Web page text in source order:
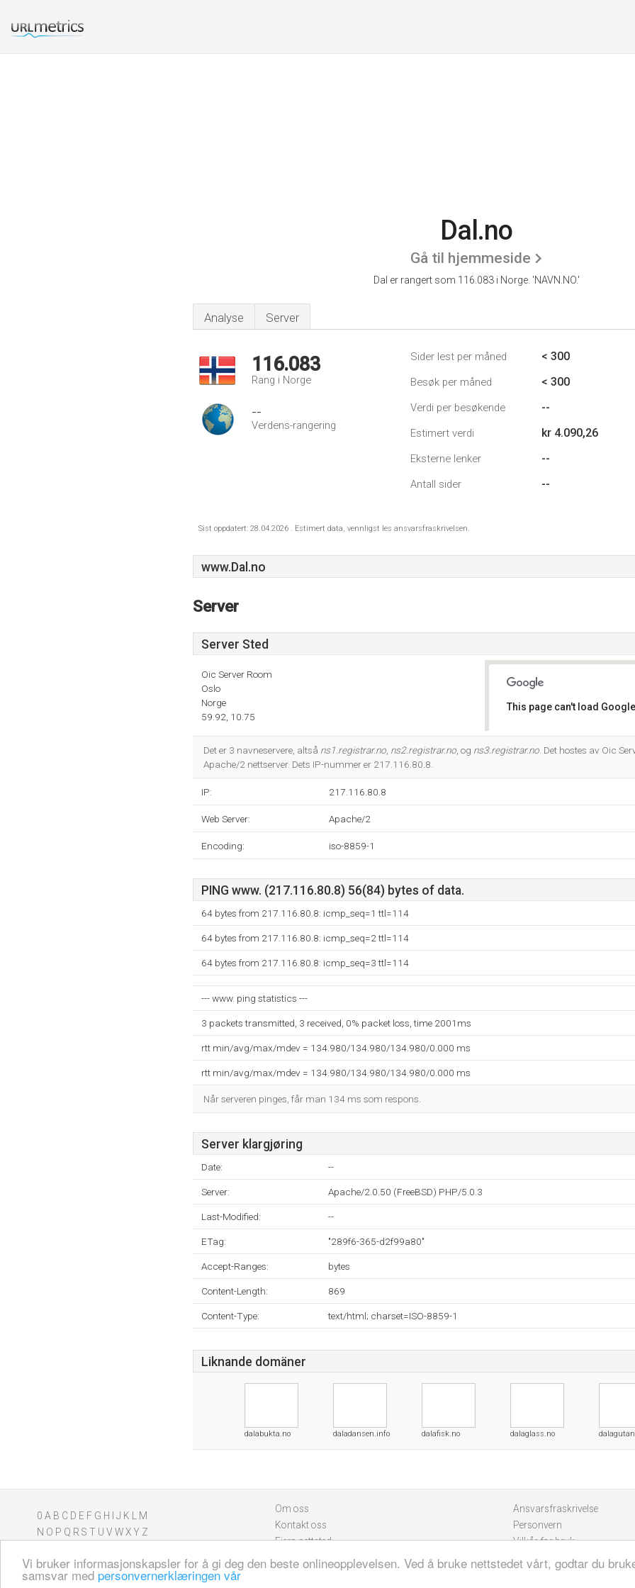
Vi bruker informasjonskapsler for å gi deg den beste onlineopplevelsen. Ved å bruke nettstedet vårt, godtar du
samsvar med personvernerklæringen vår
Dal.no
Gå til hjemmeside
Dal er rangert som 116.083 i Norge. 'NAVN.NO.'
Analyse Server
116.083
Rang i Norge
--
Verdens-rangering
Sider lest per måned < 300
Besøk per måned < 300
Verdi per besøkende --
Estimert verdi kr 4.090,26
Eksterne lenker --
Antall sider --
Sist oppdatert: 28.04.2026 . Estimert data, vennligst les ansvarsfraskrivelsen.
www.Dal.no
Server
Server Sted
Oic Server Room
Oslo
Norge
59.92, 10.75
This page can't load
Det er 3 navneservere, altså ns1.registrar.no ns2.registrar.no , og ns3.registrar.no . Det hostes av Oic
Apache/2 nettserver. Dets IP-nummer er 217.116.80.8.
IP: 217.116.80.8
Web Server: Apache/2
Encoding: iso-8859-1
PING www. (217.116.80.8) 56(84) bytes of data.
64 bytes from 217.116.80.8: icmp_seq=1 ttl=114
64 bytes from 217.116.80.8: icmp_seq=2 ttl=114
64 bytes from 217.116.80.8: icmp_seq=3 ttl=114
--- www. ping statistics ---
3 packets transmitted, 3 received, 0% packet loss, time 2001ms
rtt min/avg/max/mdev = 134.980/134.980/134.980/0.000 ms
rtt min/avg/max/mdev = 134.980/134.980/134.980/0.000 ms
Når serveren pinges, får man 134 ms som respons.
Server klargjøring
Date: --
Server: Apache/2.0.50 (FreeBSD) PHP/5.0.3
Last-Modified: --
ETag: "289f6-365-d2f99a80"
Accept-Ranges: bytes
Content-Length: 869
Content-Type: text/html; charset=ISO-8859-1
Liknande domäner
dalabukta.no daladansen.info dalafisk.no dalaglass.no
0 A B C D E F G H J K
M
N O P Q R S T U V WXY Z
Om oss
Kontakt oss
Fjern nettsted
Ansvarsfraskrivelse
Personvern
Vilkår for bruk